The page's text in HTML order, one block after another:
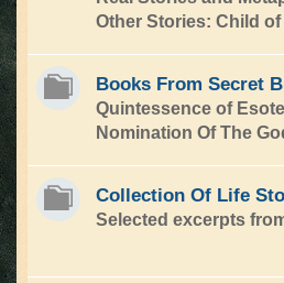
Other Stories: Child
Books From Secret
Quintessence of
Nomination Of The
Collection Of Life
Selected excerpts